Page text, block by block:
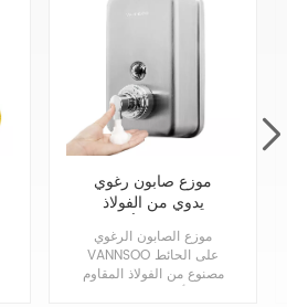
موزع صابون رغوي
يدوي من الفولاذ
المقاوم للصدأ تجاري
1200 مل
موزع الصابون الرغوي
VANNSOO على الحائط
مصنوع من الفولاذ المقاوم